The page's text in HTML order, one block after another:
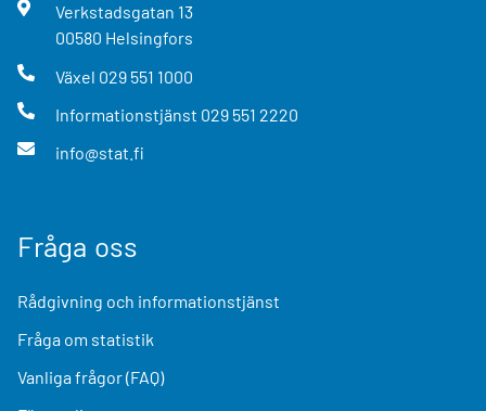
Verkstadsgatan 13
00580 Helsingfors
Växel 029 551 1000
Informationstjänst 029 551 2220
info@stat.fi
Fråga oss
Rådgivning och informationstjänst
Fråga om statistik
Vanliga frågor (FAQ)